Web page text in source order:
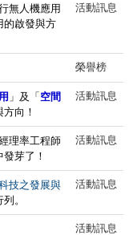
無人機應用
的啟發與方
活動訊息
榮譽榜
」及「空間
向！
活動訊息
理率工程師
芽了！
活動訊息
技之發展與
。
活動訊息
活動訊息